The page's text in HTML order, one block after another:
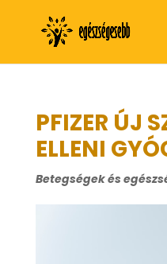
PFIZER ÚJ
ELLENI
Betegségek és